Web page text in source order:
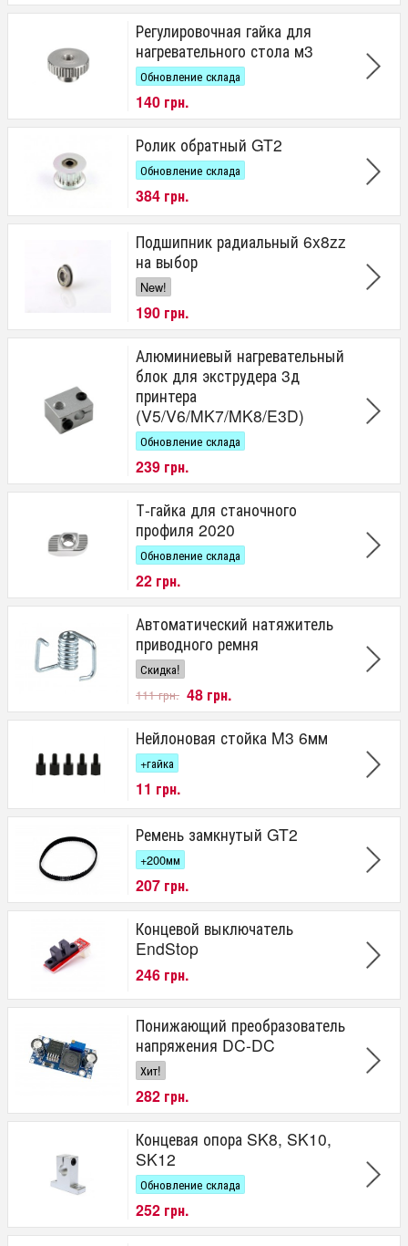
Регулировочная гайка для
нагревательного стола м3
Обновление склада
140 грн.
Ролик обратный GT2
Обновление склада
384 грн.
Подшипник радиальный 6x8zz
на выбор
New!
190 грн.
Алюминиевый нагревательный
блок для экструдера 3д
принтера
(V5/V6/MK7/MK8/E3D)
Обновление склада
239 грн.
Т-гайка для станочного
профиля 2020
Обновление склада
22 грн.
Автоматический натяжитель
приводного ремня
Скидка!
111 грн. 48 грн.
Нейлоновая стойка M3 6мм
+гайка
11 грн.
Ремень замкнутый GT2
+200мм
207 грн.
Концевой выключатель
EndStop
246 грн.
Понижающий преобразователь
напряжения DC-DC
Хит!
282 грн.
Концевая опора SK8, SK10,
SK12
Обновление склада
252 грн.